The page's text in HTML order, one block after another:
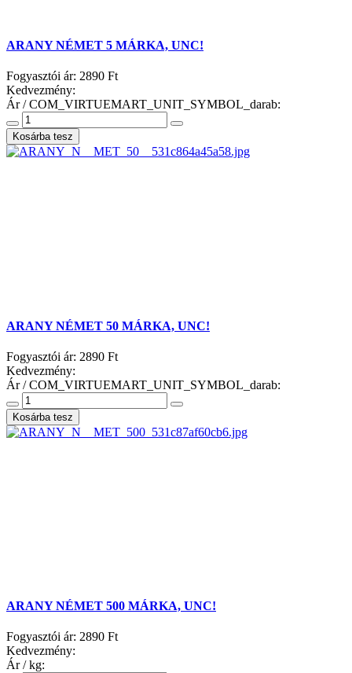
ARANY NÉMET 5 MÁRKA, UNC!
Fogyasztói ár: 2890 Ft
Kedvezmény:
Ár / COM_VIRTUEMART_UNIT_SYMBOL_darab:
ARANY NÉMET 50 MÁRKA, UNC!
Fogyasztói ár: 2890 Ft
Kedvezmény:
Ár / COM_VIRTUEMART_UNIT_SYMBOL_darab:
ARANY NÉMET 500 MÁRKA, UNC!
Fogyasztói ár: 2890 Ft
Kedvezmény:
Ár / kg: